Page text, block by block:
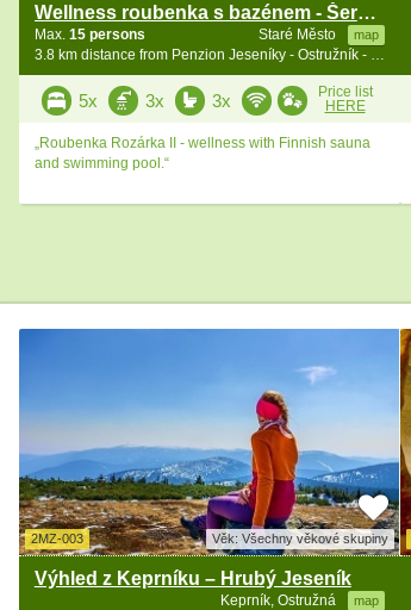
Wellness roubenka s bazénem - Šerák-Keprník
Staré Město map
Max. 15 persons
3.8 km distance from Penzion Jeseníky - Ostružník - Petříkov - Ramzová
5x 3x 3x
Price list
HERE
„Roubenka Rozárka II - wellness with Finnish sauna
and swimming pool.“
2MZ-003 Věk: Všechny věkové skupiny
Výhled z Keprníku – Hrubý Jeseník
Keprník, Ostružná map